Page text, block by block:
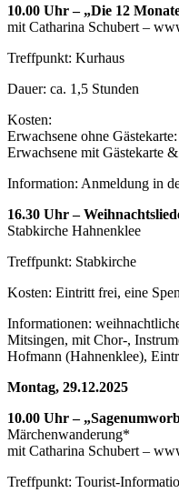
10.00 Uhr – „Die 12
mit Catharina Schubert –
Treffpunkt: Kurhaus
Dauer: ca. 1,5 Stunden
Kosten:
Erwachsene ohne
Erwachsene mit Gästekarte
Information: Anmeldung in
16.30 Uhr –
Stabkirche Hahnenklee
Treffpunkt: Stabkirche
Kosten: Eintritt frei, eine
Informationen:
Mitsingen, mit Chor-,
Hofmann (Hahnenklee),
Montag, 29.12.2025
10.00 Uhr –
Märchenwanderung*
mit Catharina Schubert –
Treffpunkt: Tourist-